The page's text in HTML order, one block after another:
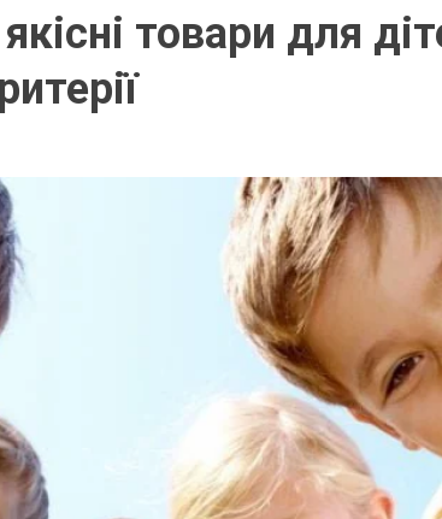
товари для